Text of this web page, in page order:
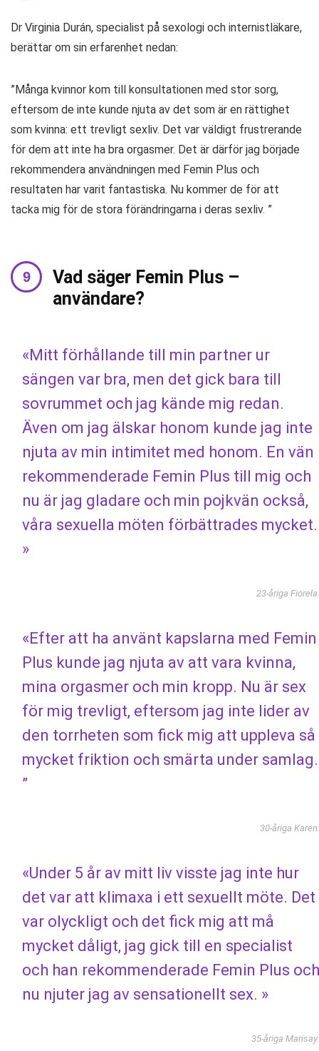
Dr Virginia Durán, specialist på sexologi och internistläkare,
berättar om sin erfarenhet nedan:
”Många kvinnor kom till konsultationen med stor sorg,
eftersom de inte kunde njuta av det som är en rättighet
som kvinna: ett trevligt sexliv. Det var väldigt frustrerande
för dem att inte ha bra orgasmer. Det är därför jag började
rekommendera användningen med Femin Plus och
resultaten har varit fantastiska. Nu kommer de för att
tacka mig för de stora förändringarna i deras sexliv. ”
Vad säger Femin Plus –
användare?
«Mitt förhållande till min partner ur
sängen var bra, men det gick bara till
sovrummet och jag kände mig redan.
Även om jag älskar honom kunde jag inte
njuta av min intimitet med honom. En vän
rekommenderade Femin Plus till mig och
nu är jag gladare och min pojkvän också,
våra sexuella möten förbättrades mycket.
»
23-åriga Fiorela:
«Efter att ha använt kapslarna med Femin
Plus kunde jag njuta av att vara kvinna,
mina orgasmer och min kropp. Nu är sex
för mig trevligt, eftersom jag inte lider av
den torrheten som fick mig att uppleva så
mycket friktion och smärta under samlag.
”
30-åriga Karen:
«Under 5 år av mitt liv visste jag inte hur
det var att klimaxa i ett sexuellt möte. Det
var olyckligt och det fick mig att må
mycket dåligt, jag gick till en specialist
och han rekommenderade Femin Plus och
nu njuter jag av sensationellt sex. »
35-åriga Marisay: